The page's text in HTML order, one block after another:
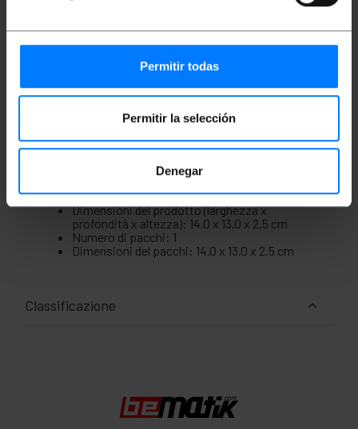
Permitir todas
Permitir la selección
Denegar
Realizzato con conduttori in rame (CU) al
Ideale per data center, reti professionali o
Dimensioni del prodotto (larghezza x
profondità x altezza): 14.0 x 13.0 x 2.5 cm
Numero di pacchi: 1
Dimensioni del pacchi: 14.0 x 13.0 x 2.5 cm
Classificazione